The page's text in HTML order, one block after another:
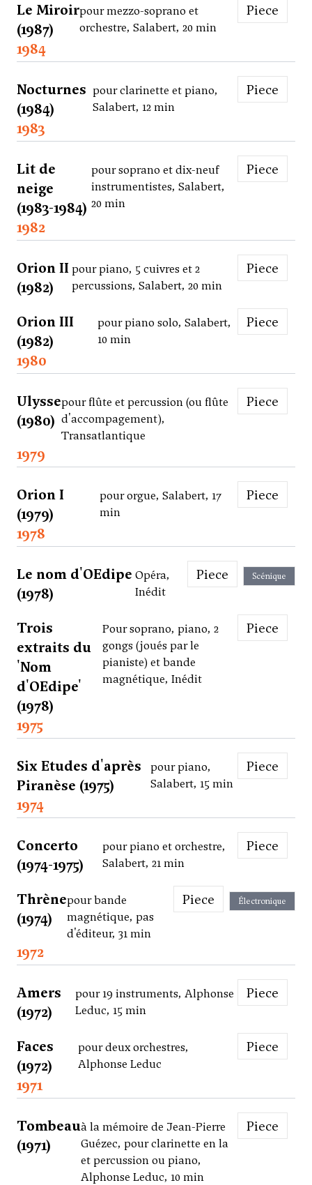
Le Miroir
(1987)
pour mezzo-soprano et
orchestre, Salabert, 20 min
Piece
1984
Nocturnes
(1984)
pour clarinette et piano,
Salabert, 12 min
Piece
1983
Lit de
neige
(1983-1984)
pour soprano et dix-neuf
instrumentistes, Salabert,
20 min
Piece
1982
Orion II
(1982)
pour piano, 5 cuivres et 2
percussions, Salabert, 20 min
Piece
Orion III
(1982)
pour piano solo, Salabert,
10 min
Piece
1980
Ulysse
(1980)
pour flûte et percussion (ou flûte
d'accompagement),
Transatlantique
Piece
1979
Orion I
(1979)
pour orgue, Salabert, 17
min
Piece
1978
Le nom d'OEdipe
(1978)
Opéra,
Inédit
Piece Scénique
Trois
extraits du
'Nom
d'OEdipe'
(1978)
Pour soprano, piano, 2
gongs (joués par le
pianiste) et bande
magnétique, Inédit
Piece
1975
Six Etudes d'après
Piranèse (1975)
pour piano,
Salabert, 15 min
Piece
1974
Concerto
(1974-1975)
pour piano et orchestre,
Salabert, 21 min
Piece
Thrène
(1974)
pour bande
magnétique, pas
d'éditeur, 31 min
Piece Électronique
1972
Amers
(1972)
pour 19 instruments, Alphonse
Leduc, 15 min
Piece
Faces
(1972)
pour deux orchestres,
Alphonse Leduc
Piece
1971
Tombeau
(1971)
à la mémoire de Jean-Pierre
Guézec, pour clarinette en la
et percussion ou piano,
Alphonse Leduc, 10 min
Piece